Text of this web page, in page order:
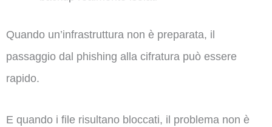
Quando un’infrastruttura non è preparata, il
passaggio dal phishing alla cifratura può essere
rapido.
E quando i file risultano bloccati, il problema non è